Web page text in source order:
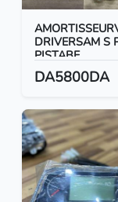
DRIVERSAM S
PISTABE...
DA5800DA